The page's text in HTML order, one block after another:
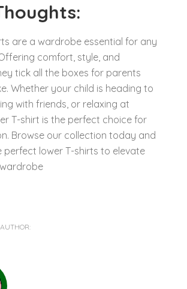
are a wardrobe essential for any
comfort, style, and
tick all the boxes for parents
Whether your child is heading to
with friends, or relaxing at
T-shirt is the perfect choice for
Browse our collection today and
perfect lower T-shirts to elevate